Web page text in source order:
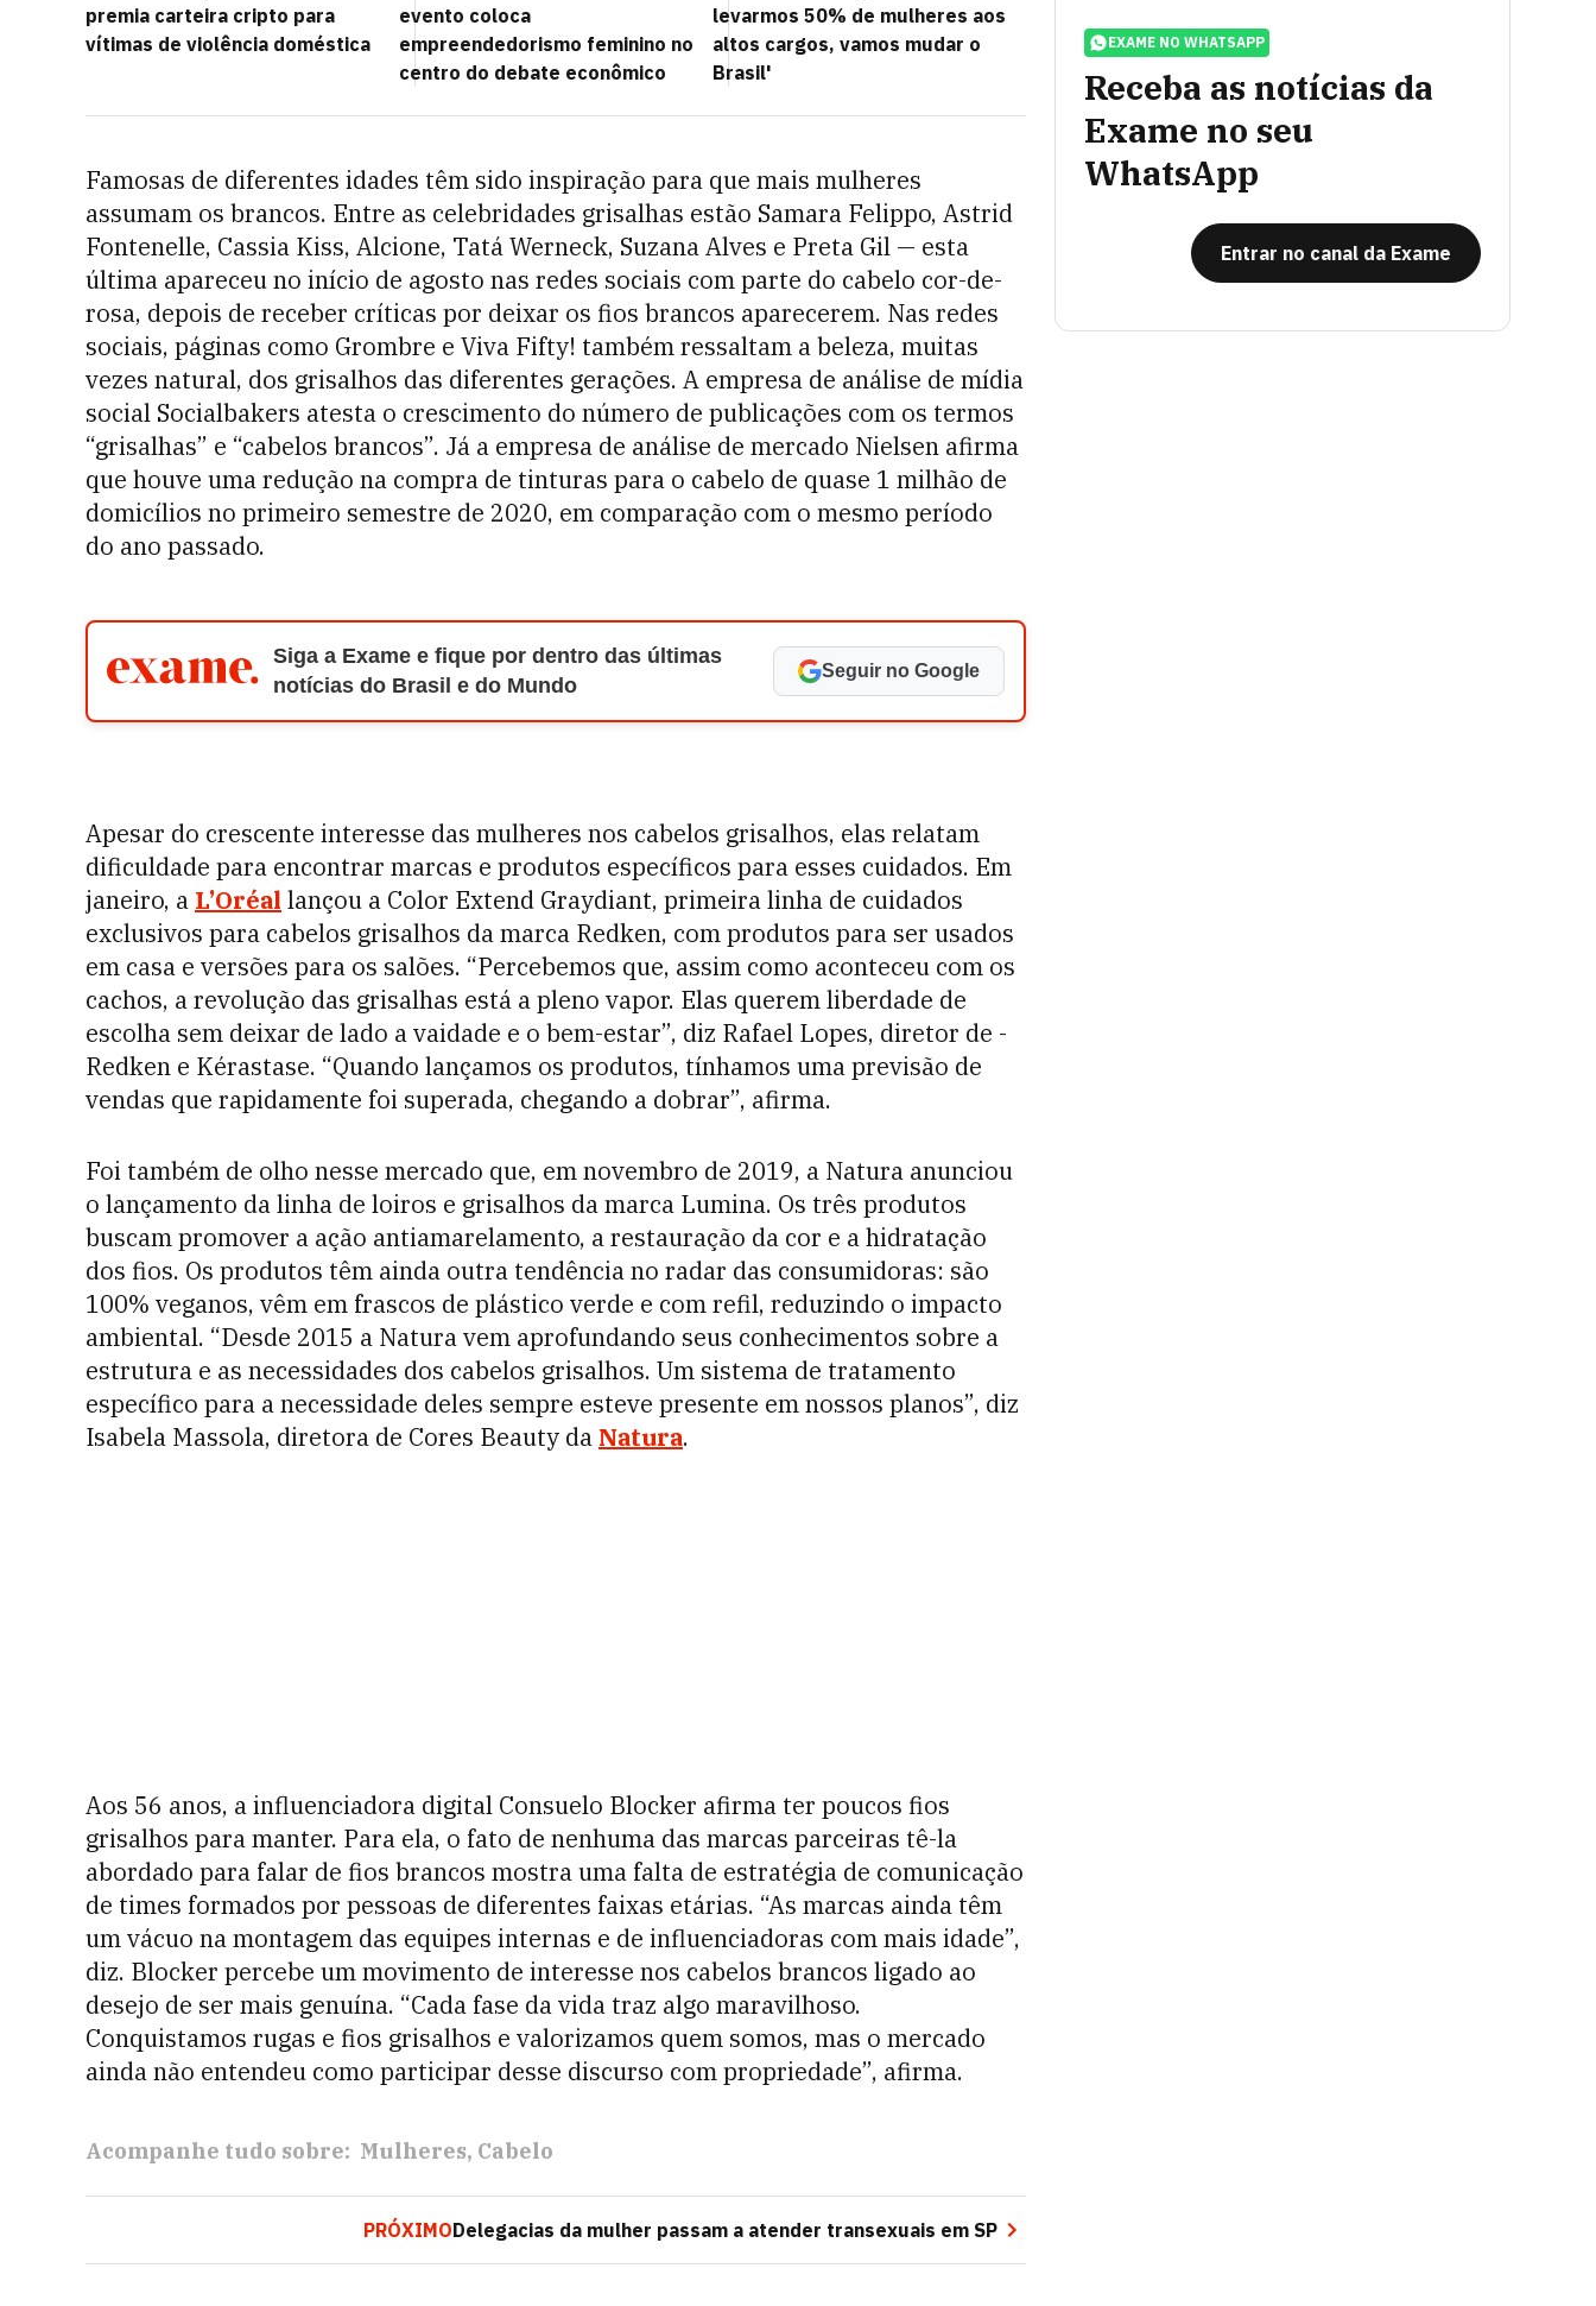
premia carteira cripto para
vítimas de violência doméstica
evento coloca
empreendedorismo feminino no
centro do debate econômico
levarmos 50% de mulheres aos
altos cargos, vamos mudar o
Brasil'
Famosas de diferentes idades têm sido inspiração para que mais mulheres
assumam os brancos. Entre as celebridades grisalhas estão Samara Felippo, Astrid
Fontenelle, Cassia Kiss, Alcione, Tatá Werneck, Suzana Alves e Preta Gil ­— esta
última apareceu no início de agosto nas redes sociais com parte do cabelo cor-de-
rosa, depois de receber críticas por deixar os fios brancos aparecerem. Nas redes
sociais, páginas como Grombre e Viva Fifty! também ressaltam a beleza, muitas
vezes natural, dos grisalhos das diferentes gerações. A empresa de análise de mídia
social Socialbakers atesta o crescimento do número de publicações com os termos
“grisalhas” e “cabelos brancos”. Já a empresa de análise de mercado Nielsen afirma
que houve uma redução na compra de tinturas para o cabelo de quase 1 milhão de
domicílios no primeiro semestre de 2020, em comparação com o mesmo período
do ano passado.
Siga a Exame e fique por dentro das últimas
notícias do Brasil e do Mundo
Seguir no Google
Apesar do crescente interesse das mulheres nos cabelos grisalhos, elas relatam
dificuldade para encontrar marcas e produtos específicos para esses cuidados. Em
janeiro, a L’Oréal lançou a Color Extend Graydiant, primeira linha de cuidados
exclusivos para cabelos grisalhos da marca Redken, com produtos para ser usados
em casa e versões para os salões. “Percebemos que, assim como aconteceu com os
cachos, a revolução das grisalhas está a pleno vapor. Elas querem liberdade de
escolha sem deixar de lado a vaidade e o bem-estar”, diz Rafael Lopes, diretor de ­
Redken e Kérastase. “Quando lançamos os produtos, tínhamos uma previsão de
vendas que rapidamente foi superada, chegando a dobrar”, afirma.
Foi também de olho nesse mercado que, em novembro de 2019, a Natura anunciou
o lançamento da linha de loiros e grisalhos da marca Lumina. Os três produtos
buscam promover a ação antiamarelamento, a restauração da cor e a hidratação
dos fios. Os produtos têm ainda outra tendência no radar das consumidoras: são
100% veganos, vêm em frascos de plástico verde e com refil, reduzindo o impacto
ambiental. “Desde 2015 a Natura vem aprofundando seus conhecimentos sobre a
estrutura e as necessidades dos cabelos grisalhos. Um sistema de tratamento
específico para a necessidade deles sempre esteve presente em nossos planos”, diz
Isabela Massola, diretora de Cores Beauty da Natura.
Aos 56 anos, a influenciadora digital Consuelo Blocker afirma ter poucos fios
grisalhos para manter. Para ela, o fato de nenhuma das marcas parceiras tê-la
abordado para falar de fios brancos mostra uma falta de estratégia de comunicação
de times formados por pessoas de diferentes faixas etárias. “As marcas ainda têm
um vácuo na montagem das equipes internas e de influenciadoras com mais idade”,
diz. Blocker percebe um movimento de interesse nos cabelos brancos ligado ao
desejo de ser mais genuína. “Cada fase da vida traz algo maravilhoso.
Conquistamos rugas e fios grisalhos e valorizamos quem somos, mas o mercado
ainda não entendeu como participar desse discurso com propriedade”, afirma.
Acompanhe tudo sobre: Mulheres Cabelo
PRÓXIMODelegacias da mulher passam a atender transexuais em SP
EXAME NO WHATSAPP
Receba as notícias da
Exame no seu
WhatsApp
Entrar no canal da Exame